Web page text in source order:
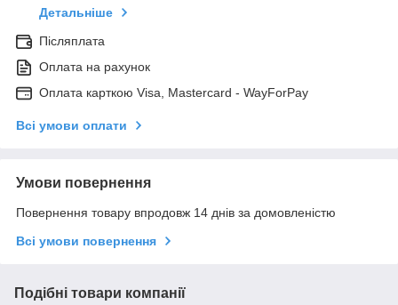
Детальніше
Післяплата
Оплата на рахунок
Оплата карткою Visa, Mastercard - WayForPay
Всі умови оплати
Умови повернення
Повернення товару впродовж 14 днів за домовленістю
Всі умови повернення
Подібні товари компанії